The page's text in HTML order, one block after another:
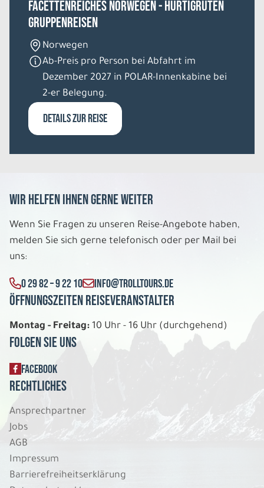
Facettenreiches Norwegen - HURTIGRUTEN
Gruppenreisen
Norwegen
Ab-Preis pro Person bei Abfahrt im
Dezember 2027 in POLAR-Innenkabine bei
2-er Belegung.
DETAILS ZUR REISE
Wir helfen Ihnen gerne weiter
Wenn Sie Fragen zu unseren Reise-Angebote haben,
melden Sie sich gerne telefonisch oder per Mail bei
uns:
0 29 82 – 9 22 10 INFO@TROLLTOURS.DE
Öffnungszeiten Reiseveranstalter
Montag - Freitag: 10 Uhr - 16 Uhr (durchgehend)
Folgen Sie uns
FACEBOOK
Rechtliches
Ansprechpartner
Jobs
AGB
Impressum
Barrierefreiheitserklärung